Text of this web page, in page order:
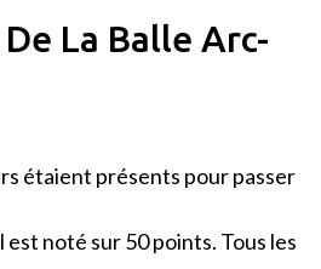
La Balle Arc-
étaient présents pour passer
noté sur 50 points. Tous les